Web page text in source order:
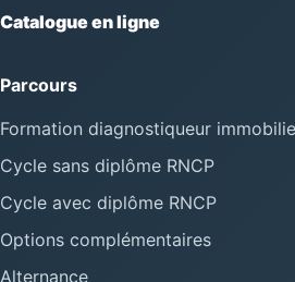
Catalogue en ligne
Parcours
Formation diagnostiqueur
Cycle sans diplôme RNCP
Cycle avec diplôme RNCP
Options complémentaires
Alternance